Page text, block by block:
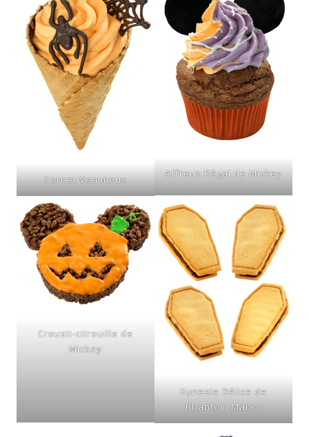
Cornet Venimeux Affreux Régal de Mickey
Crousti-citrouille de
Mickey
Funeste Délice de
Phantom Manor